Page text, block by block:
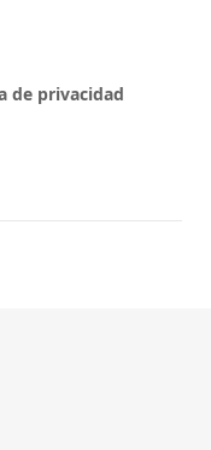
de privacidad